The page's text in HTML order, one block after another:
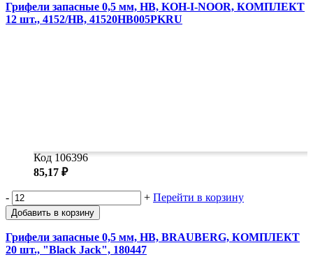
Грифели запасные 0,5 мм, HB, KOH-I-NOOR, КОМПЛЕКТ
12 шт., 4152/НВ, 41520HB005PKRU
Код 106396
85,17 ₽
- + Перейти в корзину
Добавить в корзину
Грифели запасные 0,5 мм, HB, BRAUBERG, КОМПЛЕКТ
20 шт., "Black Jack", 180447